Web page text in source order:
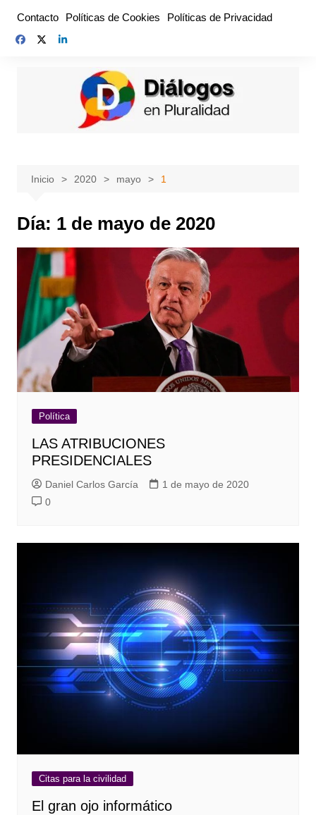
contenido
Contacto Políticas de Cookies Políticas de Privacidad
Inicio 2020 mayo 1
Día: 1 de mayo de 2020
Política
LAS ATRIBUCIONES
PRESIDENCIALES
Daniel Carlos García
1 de mayo de 2020
0
Citas para la civilidad
El gran ojo informático